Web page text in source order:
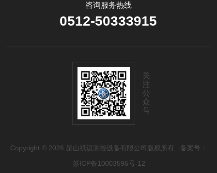
咨询服务热线
0512-50333915
关
注
公
众
号
Copyright © 2026 昆山祺迈测控设备有限公司版权所有 备案号：
苏ICP备10003596号-12